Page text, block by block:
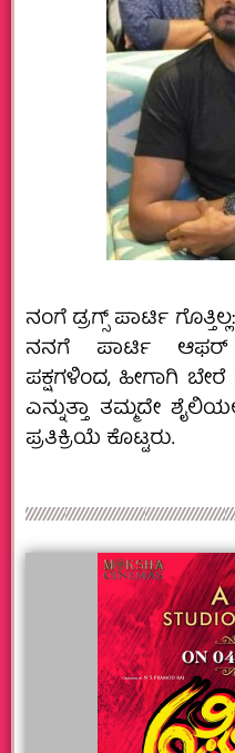
ನಂಗೆ ಡ್ರಗ್ಸ್ ಪಾರ್ಟಿ ಗೊತ್ತಿಲ್ಲ:
ನನಗೆ ಪಾರ್ಟಿ ಆಫರ್
ಪಕ್ಷಗಳಿಂದ, ಹೀಗಾಗಿ
ಎನ್ನುತ್ತಾ ತಮ್ಮದೇ
ಪ್ರತಿಕ್ರಿಯೆ ಕೊಟ್ಟರು.